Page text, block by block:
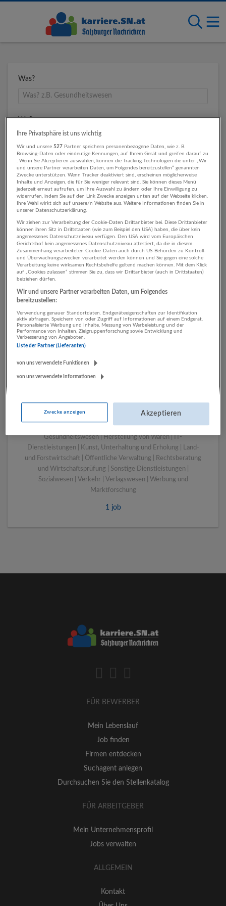
Was?
Wo?
Umkreis
1 Rechnungswesen,
Controlling Sozialwesen
Unternehmen
Bergheim bei Salzburg
Bau | Beherbergung und Gastronomie | Einzelhandel |
Energieversorgung | Finanz- und Versicherungsleistungen |
Gesundheitswesen | Herstellung von Waren | IT-
Dienstleistungen | Kunst, Unterhaltung und Erholung | Land-
und Forstwirtschaft | Öffentliche Verwaltung | Rechtsberatung
und Wirtschaftsprüfung | Sonstige Dienstleistungen |
Sozialwesen | Verkehr | Verlagswesen | Werbung und
Marktforschung
1 job
FÜR BEWERBER
Mein Lebenslauf
Job finden
Firmen entdecken
Suchagent anlegen
Durchsuchen Sie den Stellenkatalog
FÜR ARBEITGEBER
Mein Unternehmensprofil
Jobs verwalten
ALLGEMEIN
Kontakt
Ihre Privatsphäre ist uns wichtig
Wir und unsere527 Partner speichern personenbezogene Daten, wie z. B.
Browsing-Daten oder eindeutige Kennungen, auf Ihrem Gerät und greifen darauf zu
. Wenn Sie Akzeptieren auswählen, können die Tracking-Technologien die unter „Wir
und unsere Partner verarbeiten Daten, um Folgendes bereitzustellen“ genannten
Zwecke unterstützen. Wenn Tracker deaktiviert sind, erscheinen möglicherweise
Inhalte und Anzeigen, die für Sie weniger relevant sind. Sie können dieses Menü
jederzeit erneut aufrufen, um Ihre Auswahl zu ändern oder Ihre Einwilligung zu
widerrufen, indem Sie auf den Link Zwecke anzeigen unten auf der Webseite klicken.
Ihre Wahl wirkt sich auf unsere/n Website aus. Weitere Informationen finden Sie in
unserer Datenschutzerklärung.
Wir ziehen zur Verarbeitung der Cookie-Daten Drittanbieter bei. Diese Drittanbieter
können ihren Sitz in Drittstaaten (wie zum Beispiel den USA) haben, die über kein
angemessenes Datenschutzniveau verfügen. Den USA wird vom Europäischen
Gerichtshof kein angemessenes Datenschutzniveau attestiert, da die in diesem
Zusammenhang verarbeiteten Cookie-Daten auch durch US-Behörden zu Kontroll-
und Überwachungszwecken verarbeitet werden können und Sie gegen eine solche
Verarbeitung keine wirksamen Rechtsbehelfe geltend machen können. Mit dem Klick
auf „Cookies zulassen“ stimmen Sie zu, dass wir Drittanbieter (auch in Drittstaaten)
beiziehen dürfen.
Wir und unsere Partner verarbeiten Daten, um Folgendes
bereitzustellen:
Verwendung genauer Standortdaten. Endgeräteeigenschaften zur Identifikation
aktiv abfragen. Speichern von oder Zugriff auf Informationen auf einem Endgerät.
Personalisierte Werbung und Inhalte, Messung von Werbeleistung und der
Performance von Inhalten, Zielgruppenforschung sowie Entwicklung und
Verbesserung von Angeboten.
Liste der Partner (Lieferanten)
von uns verwendete Funktionen
von uns verwendete Informationen
Zwecke anzeigen Akzeptieren